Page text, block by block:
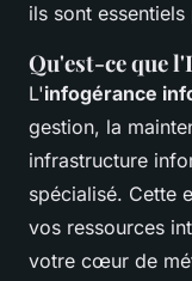
ils sont
Qu'est-ce que
L'infogérance
gestion, la
infrastructure
spécialisé. Cette
vos ressources
votre cœur de